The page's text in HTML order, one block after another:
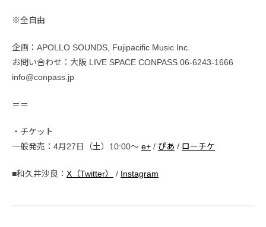
※全自由
企画：APOLLO SOUNDS, Fujipacific Music Inc.
お問い合わせ：大阪 LIVE SPACE CONPASS 06-6243-1666
info@conpass.jp
＝＝
・チケット
一般発売：4月27日（土）10:00〜 e+ / ぴあ / ローチケ
■和久井沙良： X（Twitter） / Instagram